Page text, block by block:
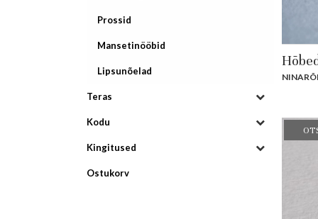
Prossid
Mansetinööbid
Lipsunõelad
Teras
Kodu
Kingitused
Ostukorv